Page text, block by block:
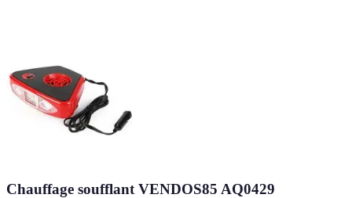
Chauffage soufflant VENDOS85 AQ0429